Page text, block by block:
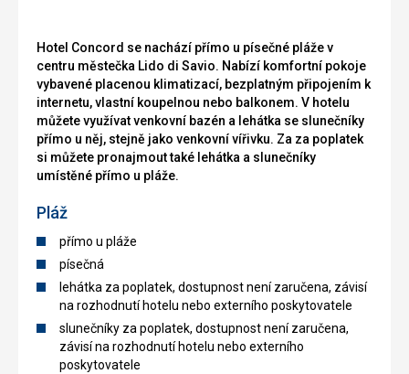
Hotel Concord se nachází přímo u písečné pláže v
centru městečka Lido di Savio. Nabízí komfortní pokoje
vybavené placenou klimatizací, bezplatným připojením k
internetu, vlastní koupelnou nebo balkonem. V hotelu
můžete využívat venkovní bazén a lehátka se slunečníky
přímo u něj, stejně jako venkovní vířivku. Za za poplatek
si můžete pronajmout také lehátka a slunečníky
umístěné přímo u pláže.
Pláž
přímo u pláže
písečná
lehátka za poplatek, dostupnost není zaručena, závisí
na rozhodnutí hotelu nebo externího poskytovatele
slunečníky za poplatek, dostupnost není zaručena,
závisí na rozhodnutí hotelu nebo externího
poskytovatele